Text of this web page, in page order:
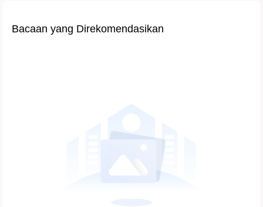
Bacaan yang Direkomendasikan